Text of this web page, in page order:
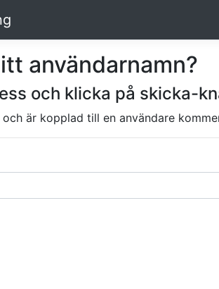
användarnamn?
och klicka på skicka-
är kopplad till en användare